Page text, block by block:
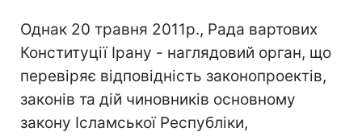
Однак 20 травня 2011р., Рада вартових
Конституції Ірану - наглядовий орган, що
перевіряє відповідність законопроектів,
законів та дій чиновників основному
закону Ісламської Республіки,